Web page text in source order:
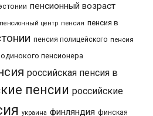
пенсионный возраст
пенсионный центр пенсия пенсия в
пенсия полицейского пенсия
пенсионера
российская пенсия в
пенсии российские
украина финляндия финская